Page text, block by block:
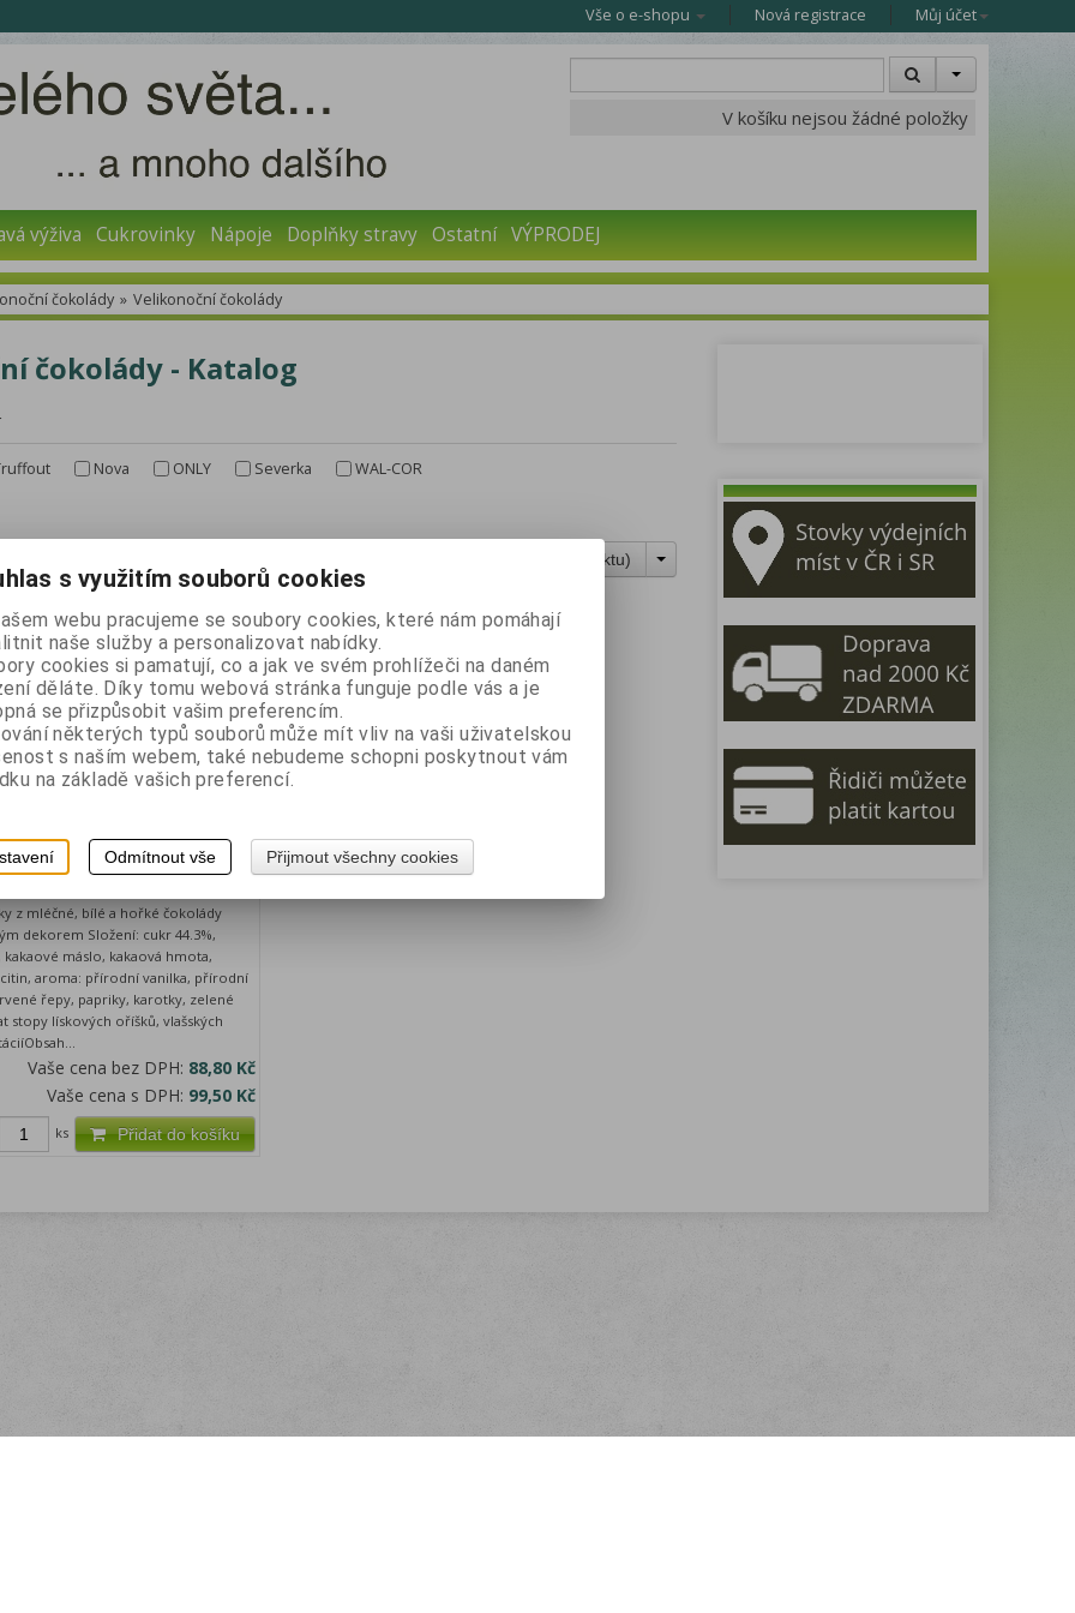
Vše o e-shopu Nová registrace Můj účet
V košíku nejsou žádné položky
výživa Cukrovinky Nápoje Doplňky stravy Ostatní VÝPRODEJ
čokolády » Velikonoční čokolády
čokolády - Katalog
Nova ONLY Severka WAL-COR
Názvu produktu)
"tučňáci" mléčná
(15)
z mléčné, bílé a hořké čokolády
dekorem Složení: cukr 44.3%,
kakaové máslo, kakaová hmota,
aroma: přírodní vanilka, přírodní
řepy, papriky, karotky, zelené
stopy lískových oříšků, vlašských
Vaše cena bez DPH: 88,80 Kč
Vaše cena s DPH: 99,50 Kč
Přidat do košíku
ks
s využitím souborů cookies
webu pracujeme se soubory cookies, které nám pomáhají
naše služby a personalizovat nabídky.
cookies si pamatují, co a jak ve svém prohlížeči na daném
děláte. Díky tomu webová stránka funguje podle vás a je
se přizpůsobit vašim preferencím.
některých typů souborů může mít vliv na vaši uživatelskou
s naším webem, také nebudeme schopni poskytnout vám
na základě vašich preferencí.
Odmítnout vše Přijmout všechny cookies